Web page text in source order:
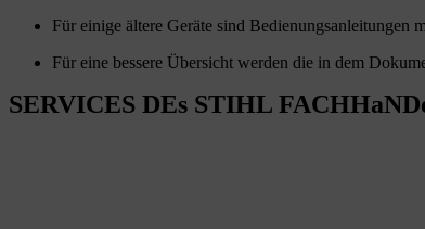
Für einige ältere Geräte sind
Für eine bessere Übersicht werden die in dem
SERVICES DEs STIHL